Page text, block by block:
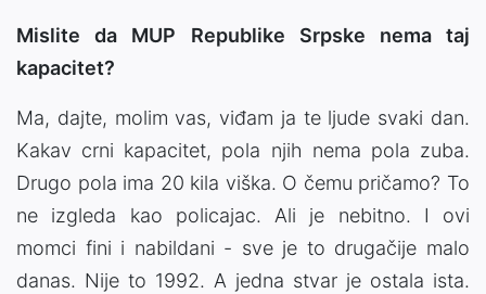
Mislite da MUP Republike Srpske nema taj
kapacitet?
Ma, dajte, molim vas, viđam ja te ljude svaki dan.
Kakav crni kapacitet, pola njih nema pola zuba.
Drugo pola ima 20 kila viška. O čemu pričamo? To
ne izgleda kao policajac. Ali je nebitno. I ovi
momci fini i nabildani - sve je to drugačije malo
danas. Nije to 1992. A jedna stvar je ostala ista.